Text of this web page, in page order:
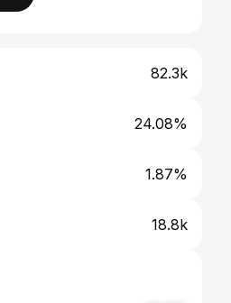
82.3k
24.08%
1.87%
18.8k